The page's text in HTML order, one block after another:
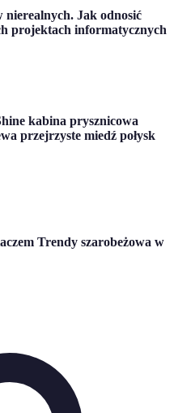
nierealnych. Jak odnosić
projektach informatycznych
kabina prysznicowa
przejrzyste miedź połysk
Trendy szarobeżowa w